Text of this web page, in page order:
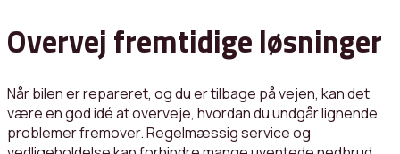
Overvej fremtidige løsninger
Når bilen er repareret, og du er tilbage på vejen, kan det
være en god idé at overveje, hvordan du undgår lignende
problemer fremover. Regelmæssig service og